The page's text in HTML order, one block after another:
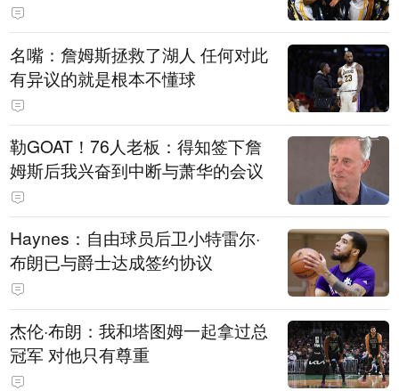
名嘴：詹姆斯拯救了湖人 任何对此
有异议的就是根本不懂球
勒GOAT！76人老板：得知签下詹
姆斯后我兴奋到中断与萧华的会议
Haynes：自由球员后卫小特雷尔·
布朗已与爵士达成签约协议
杰伦·布朗：我和塔图姆一起拿过总
冠军 对他只有尊重